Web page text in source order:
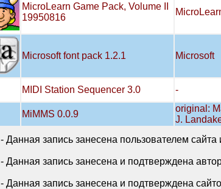
MicroLearn Game Pack, Volume II
19950816
Microsoft font pack 1.2.1 Microsoft
MIDI Station Sequencer 3.0 -
MiMMS 0.0.9
original:
J.
- Данная запись занесена пользователем
- Данная запись занесена и подтверждена
- Данная запись занесена и подтверждена